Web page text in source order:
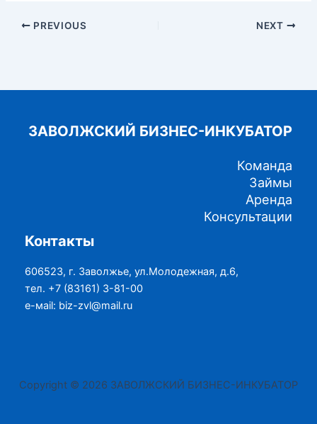
Post
PREVIOUS NEXT
ЗАВОЛЖСКИЙ БИЗНЕС-ИНКУБАТОР
Команда
Займы
Аренда
Консультации
Контакты
606523, г. Заволжье, ул.Молодежная, д.6,
тел. +7 (83161) 3-81-00
е-маil: biz-zvl@mail.ru
Copyright © 2026 ЗАВОЛЖСКИЙ БИЗНЕС-ИНКУБАТОР